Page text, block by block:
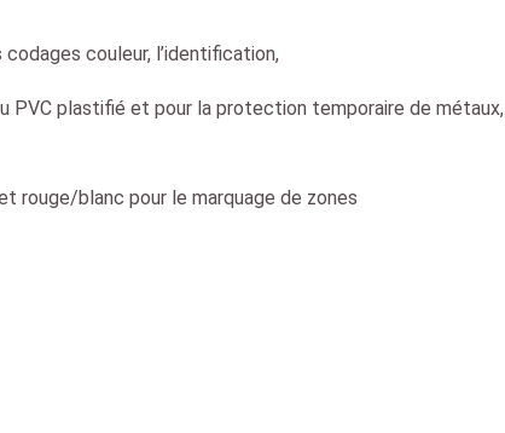
couleur, l’identification,
PVC plastifié et pour la protection temporaire de métaux,
rouge/blanc pour le marquage de zones